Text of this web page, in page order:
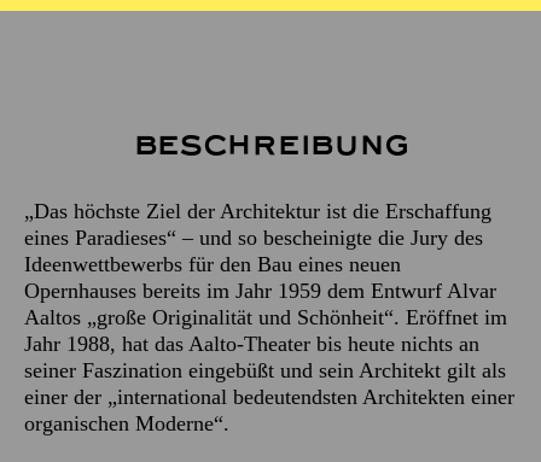
Beschreibung
„Das höchste Ziel der Architektur ist die Erschaffung
eines Paradieses“ – und so bescheinigte die Jury des
Ideenwettbewerbs für den Bau eines neuen
Opernhauses bereits im Jahr 1959 dem Entwurf Alvar
Aaltos „große Originalität und Schönheit“. Eröffnet im
Jahr 1988, hat das Aalto-Theater bis heute nichts an
seiner Faszination eingebüßt und sein Architekt gilt als
einer der „international bedeutendsten Architekten einer
organischen Moderne“.